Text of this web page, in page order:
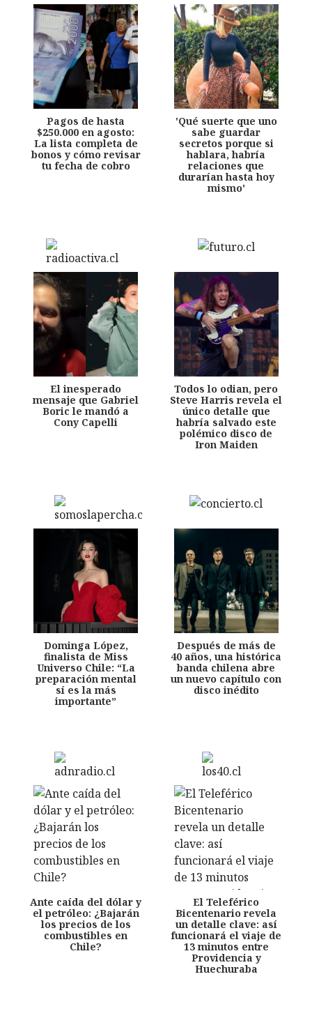
Pagos de hasta
$250.000 en agosto:
La lista completa de
bonos y cómo revisar
tu fecha de cobro
'Qué suerte que uno
sabe guardar
secretos porque si
hablara, habría
relaciones que
durarían hasta hoy
mismo'
El inesperado
mensaje que Gabriel
Boric le mandó a
Cony Capelli
Todos lo odian, pero
Steve Harris revela el
único detalle que
habría salvado este
polémico disco de
Iron Maiden
Dominga López,
finalista de Miss
Universo Chile: “La
preparación mental
sí es la más
importante”
Después de más de
40 años, una histórica
banda chilena abre
un nuevo capítulo con
disco inédito
Ante caída del dólar y
el petróleo: ¿Bajarán
los precios de los
combustibles en
Chile?
El Teleférico
Bicentenario revela
un detalle clave: así
funcionará el viaje de
13 minutos entre
Providencia y
Huechuraba